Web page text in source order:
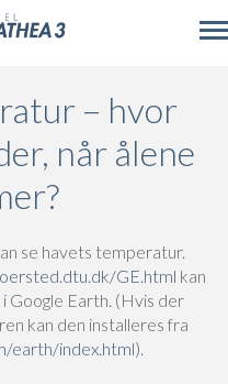
– hvor
når ålene
se havets temperatur.
GE.html kan
Earth. (Hvis der
kan den installeres fra
earth/index.html).